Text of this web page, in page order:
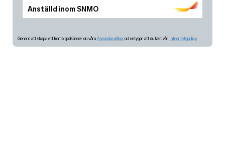
Anställd inom SNMO
Genom att skapa ett konto godkänner du våra Användarvillkor och intygar att du läst vår Integritetspolicy.